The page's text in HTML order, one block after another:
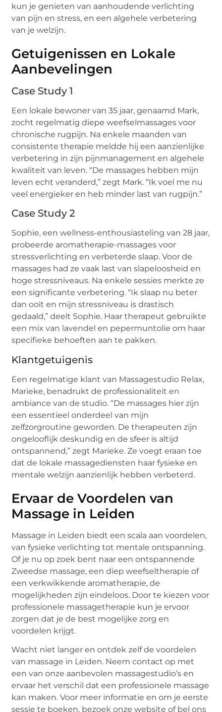
kun je genieten van aanhoudende verlichting
van pijn en stress, en een algehele verbetering
van je welzijn.
Getuigenissen en Lokale
Aanbevelingen
Case Study 1
Een lokale bewoner van 35 jaar, genaamd Mark,
zocht regelmatig diepe weefselmassages voor
chronische rugpijn. Na enkele maanden van
consistente therapie meldde hij een aanzienlijke
verbetering in zijn pijnmanagement en algehele
kwaliteit van leven. “De massages hebben mijn
leven echt veranderd,” zegt Mark. “Ik voel me nu
veel energieker en heb minder last van rugpijn.”
Case Study 2
Sophie, een wellness-enthousiasteling van 28 jaar,
probeerde aromatherapie-massages voor
stressverlichting en verbeterde slaap. Voor de
massages had ze vaak last van slapeloosheid en
hoge stressniveaus. Na enkele sessies merkte ze
een significante verbetering. “Ik slaap nu beter
dan ooit en mijn stressniveau is drastisch
gedaald,” deelt Sophie. Haar therapeut gebruikte
een mix van lavendel en pepermuntolie om haar
specifieke behoeften aan te pakken.
Klantgetuigenis
Een regelmatige klant van Massagestudio Relax,
Marieke, benadrukt de professionaliteit en
ambiance van de studio. “De massages hier zijn
een essentieel onderdeel van mijn
zelfzorgroutine geworden. De therapeuten zijn
ongelooflijk deskundig en de sfeer is altijd
ontspannend,” zegt Marieke. Ze voegt eraan toe
dat de lokale massagediensten haar fysieke en
mentale welzijn aanzienlijk hebben verbeterd.
Ervaar de Voordelen van
Massage in Leiden
Massage in Leiden biedt een scala aan voordelen,
van fysieke verlichting tot mentale ontspanning.
Of je nu op zoek bent naar een ontspannende
Zweedse massage, een diep weefseltherapie of
een verkwikkende aromatherapie, de
mogelijkheden zijn eindeloos. Door te kiezen voor
professionele massagetherapie kun je ervoor
zorgen dat je de best mogelijke zorg en
voordelen krijgt.
Wacht niet langer en ontdek zelf de voordelen
van massage in Leiden. Neem contact op met
een van onze aanbevolen massagestudio’s en
ervaar het verschil dat een professionele massage
kan maken. Voor meer informatie en om je eerste
sessie te boeken, bezoek onze website of bel ons